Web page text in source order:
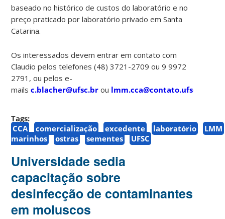
baseado no histórico de custos do laboratório e no
preço praticado por laboratório privado em Santa
Catarina.
Os interessados devem entrar em contato com
Claudio pelos telefones (48) 3721-2709 ou 9 9972
2791, ou pelos e-
mails c.blacher@ufsc.br ou lmm.cca@contato.ufsc.br
Tags:
CCA
comercialização excedente laboratório
LMM
marinhos
ostras sementes UFSC
Universidade sedia
capacitação sobre
desinfecção de contaminantes
em moluscos